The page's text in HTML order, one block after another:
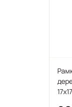
17х17